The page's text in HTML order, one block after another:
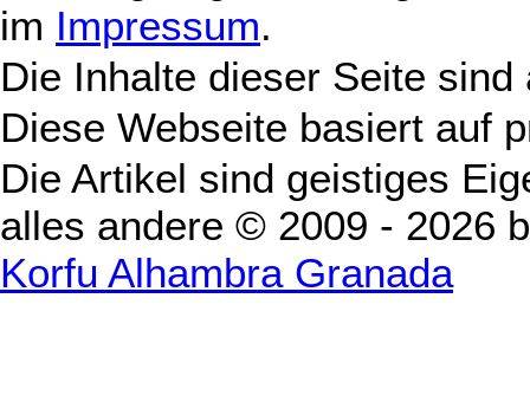
im Impressum.
Die Inhalte dieser Seite
Diese Webseite basiert auf
Die Artikel sind geistiges
alles andere © 2009 - 2026
Korfu Alhambra Granada